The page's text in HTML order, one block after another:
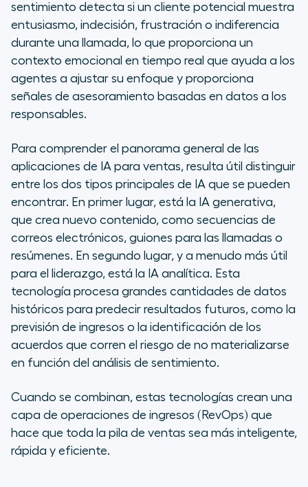
sentimiento detecta si un cliente potencial muestra
entusiasmo, indecisión, frustración o indiferencia
durante una llamada, lo que proporciona un
contexto emocional en tiempo real que ayuda a los
agentes a ajustar su enfoque y proporciona
señales de asesoramiento basadas en datos a los
responsables.
Para comprender el panorama general de las
aplicaciones de IA para ventas, resulta útil distinguir
entre los dos tipos principales de IA que se pueden
encontrar. En primer lugar, está la IA generativa,
que crea nuevo contenido, como secuencias de
correos electrónicos, guiones para las llamadas o
resúmenes. En segundo lugar, y a menudo más útil
para el liderazgo, está la IA analítica. Esta
tecnología procesa grandes cantidades de datos
históricos para predecir resultados futuros, como la
previsión de ingresos o la identificación de los
acuerdos que corren el riesgo de no materializarse
en función del análisis de sentimiento.
Cuando se combinan, estas tecnologías crean una
capa de operaciones de ingresos (RevOps) que
hace que toda la pila de ventas sea más inteligente,
rápida y eficiente.